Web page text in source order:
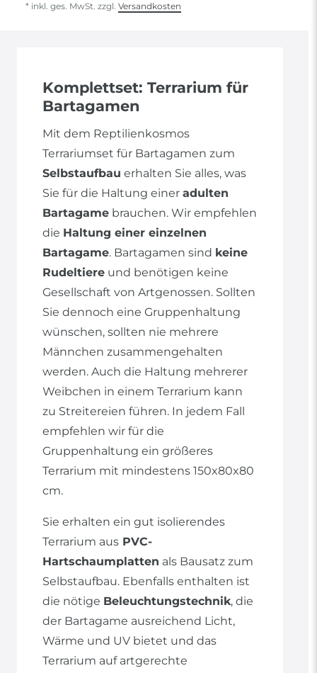
* inkl. ges. MwSt. zzgl. Versandkosten
Komplettset: Terrarium für
Bartagamen
Mit dem Reptilienkosmos
Terrariumset für Bartagamen zum
Selbstaufbau erhalten Sie alles, was
Sie für die Haltung einer adulten
Bartagame brauchen. Wir empfehlen
die Haltung einer einzelnen
Bartagame. Bartagamen sind keine
Rudeltiere und benötigen keine
Gesellschaft von Artgenossen. Sollten
Sie dennoch eine Gruppenhaltung
wünschen, sollten nie mehrere
Männchen zusammengehalten
werden. Auch die Haltung mehrerer
Weibchen in einem Terrarium kann
zu Streitereien führen. In jedem Fall
empfehlen wir für die
Gruppenhaltung ein größeres
Terrarium mit mindestens 150x80x80
cm.
Sie erhalten ein gut isolierendes
Terrarium aus PVC-
Hartschaumplatten als Bausatz zum
Selbstaufbau. Ebenfalls enthalten ist
die nötige Beleuchtungstechnik, die
der Bartagame ausreichend Licht,
Wärme und UV bietet und das
Terrarium auf artgerechte